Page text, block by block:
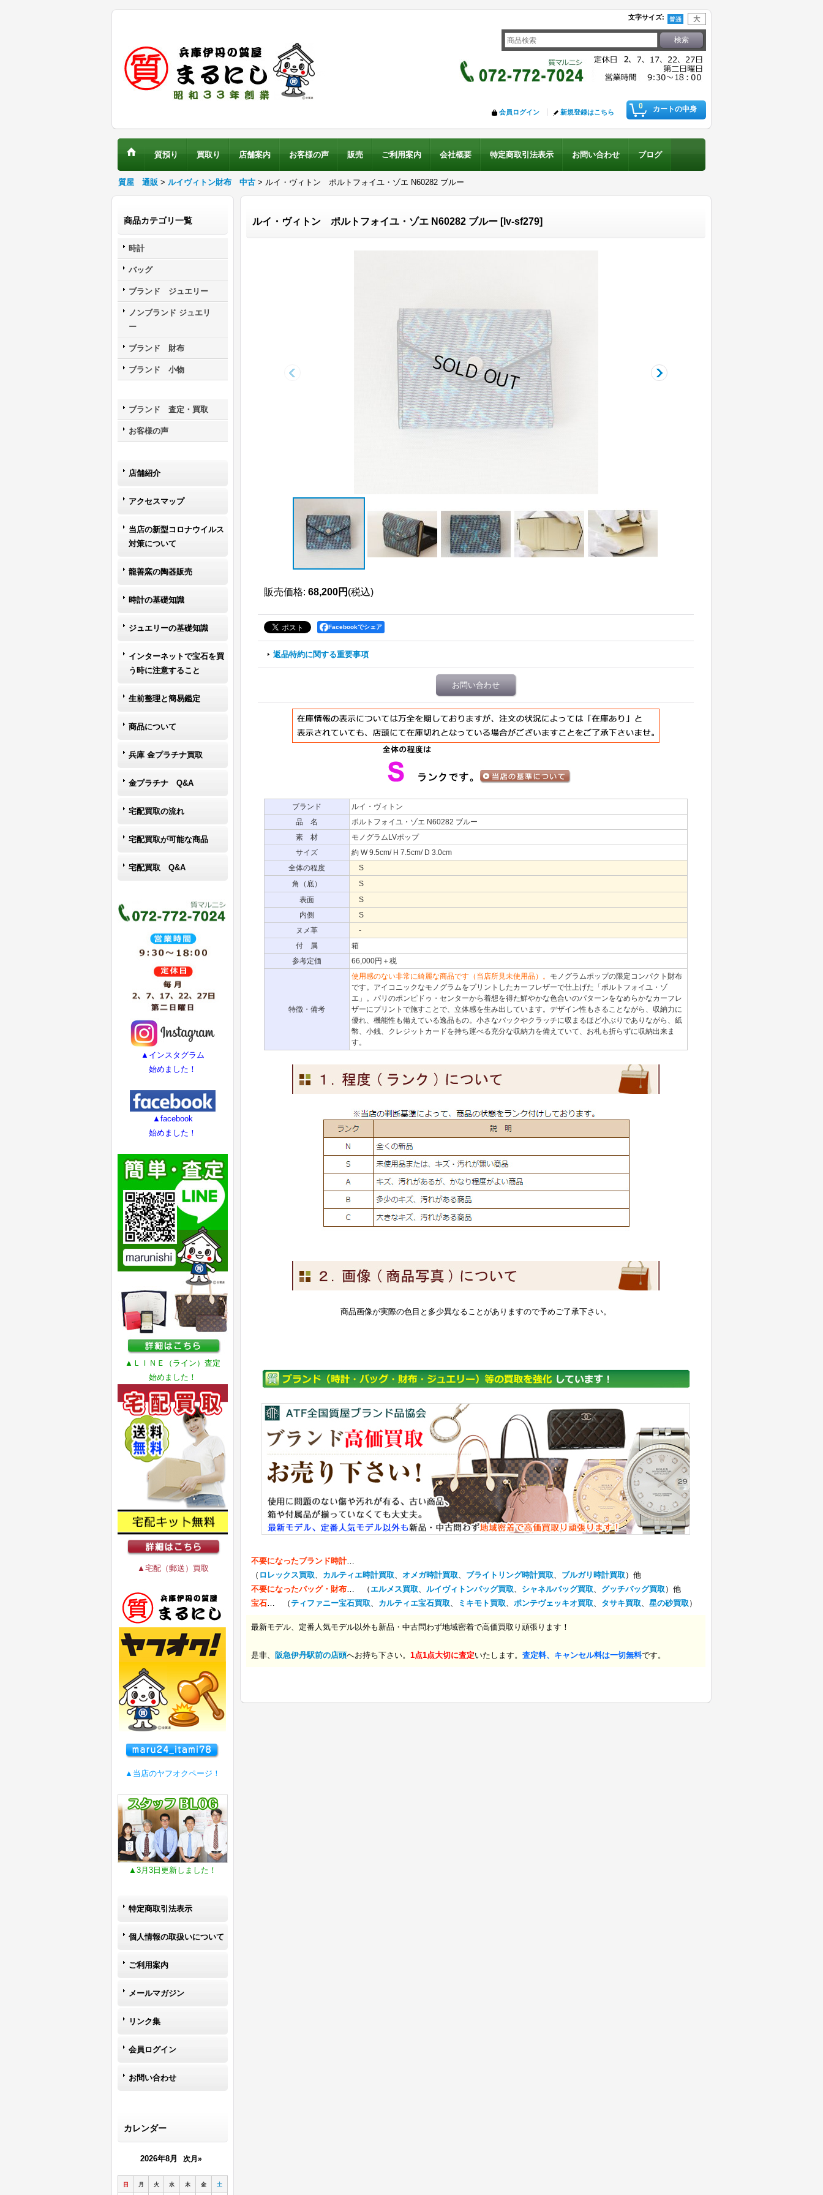
質屋 通販 > ルイヴィトン財布 中古 > ルイ・ヴィトン ポルトフォイユ・ゾエ N60282 ブルー
文字サイズ:
0 カートの中身
会員ログイン 新規登録はこちら
質預り 買取り 店舗案内 お客様の声 販売 ご利用案内 会社概要 特定商取引法表示 お問い合わせ ブログ
商品カテゴリ一覧
時計
バッグ
ブランド ジュエリー
ノンブランド ジュエリ
ー
ブランド 財布
ブランド 小物
ブランド 査定・買取
お客様の声
店舗紹介
アクセスマップ
当店の新型コロナウイルス
対策について
龍善窯の陶器販売
時計の基礎知識
ジュエリーの基礎知識
インターネットで宝石を買
う時に注意すること
生前整理と簡易鑑定
商品について
兵庫 金プラチナ買取
金プラチナ Q&A
宅配買取の流れ
宅配買取が可能な商品
宅配買取 Q&A
▲インスタグラム
始めました！
▲facebook
始めました！
▲ＬＩＮＥ（ライン）査定
始めました！
▲宅配（郵送）買取
▲当店のヤフオクページ！
▲3月3日更新しました！
特定商取引法表示
個人情報の取扱いについて
ご利用案内
メールマガジン
リンク集
会員ログイン
お問い合わせ
カレンダー
2026年8月 次月»
日 月 火 水 木 金 土
ルイ・ヴィトン ポルトフォイユ・ゾエ N60282 ブルー [lv-sf279]
販売価格: 68,200円 (税込)
Facebookでシェア
返品特約に関する重要事項
お問い合わせ
ブランド
ルイ・ヴィトン
品 名
ポルトフォイユ・ゾエ N60282 ブルー
素 材
モノグラムLVポップ
サイズ
約 W 9.5cm/ H 7.5cm/ D 3.0cm
全体の程度
S
角（底）
S
表面
S
内側
S
ヌメ革
-
付 属
箱
参考定価
66,000円＋税
特徴・備考
使用感のない非常に綺麗な商品です（当店所見未使用品）。 モノグラムポップの限定コンパクト財布
です。アイコニックなモノグラムをプリントしたカーフレザーで仕上げた「ポルトフォイユ・ゾ
エ」。パリのポンピドゥ・センターから着想を得た鮮やかな色合いのパターンをなめらかなカーフレ
ザーにプリントで施すことで、立体感を生み出しています。デザイン性もさることながら、収納力に
優れ、機能性も備えている逸品もの。小さなバックやクラッチに収まるほど小ぶりでありながら、紙
幣、小銭、クレジットカードを持ち運べる充分な収納力を備えていて、お札も折らずに収納出来ま
す。
商品画像が実際の色目と多少異なることがありますので予めご了承下さい。
不要になったブランド時計…
（ ロレックス買取、 カルティエ時計買取、 オメガ時計買取、 ブライトリング時計買取、 ブルガリ時計買取 ）他
不要になったバッグ・財布… （ エルメス買取、 ルイヴィトンバッグ買取、 シャネルバッグ買取、 グッチバッグ買取 ）他
宝石… （ティファニー宝石買取、 カルティエ宝石買取、 ミキモト買取、 ポンテヴェッキオ買取、 タサキ買取、 星の砂買取 ）
最新モデル、定番人気モデル以外も新品・中古問わず地域密着で高価買取り頑張ります！
是非、 阪急伊丹駅前の店頭へお持ち下さい。 1点1点大切に査定いたします。 査定料、キャンセル料は一切無料です。